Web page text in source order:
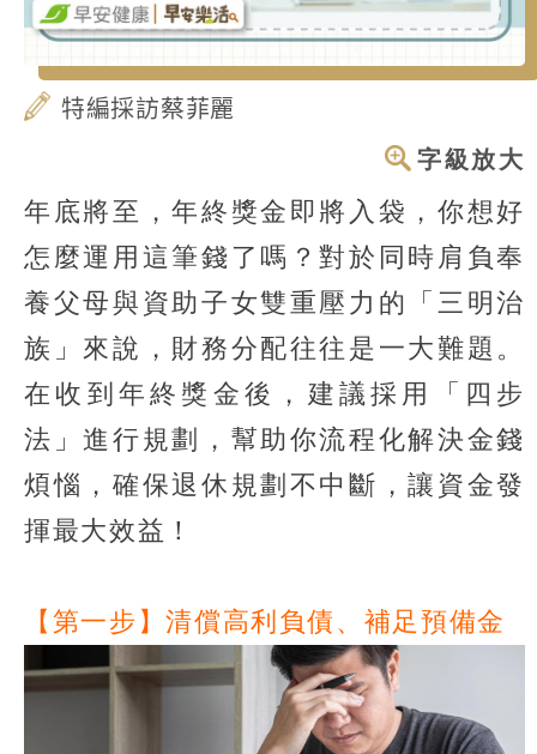
特編採訪蔡菲麗
字級放大
年底將至，年終獎金即將入袋，你想好
怎麼運用這筆錢了嗎？對於同時肩負奉
養父母與資助子女雙重壓力的「三明治
族」來說，財務分配往往是一大難題。
在收到年終獎金後，建議採用「四步
法」進行規劃，幫助你流程化解決金錢
煩惱，確保退休規劃不中斷，讓資金發
揮最大效益！
【第一步】清償高利負債、補足預備金